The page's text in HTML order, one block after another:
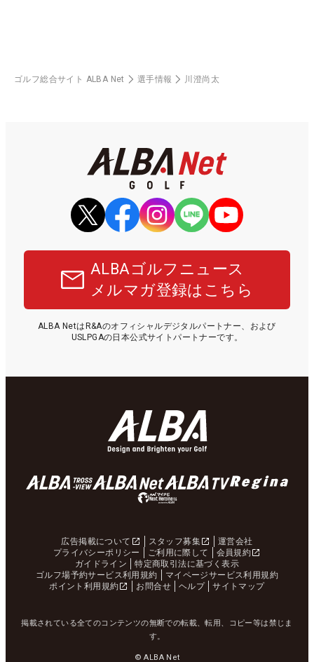
ゴルフ総合サイト ALBA Net 選手情報 川澄尚太
ALBAゴルフニュース
メルマガ登録はこちら
ALBA NetはR&Aのオフィシャルデジタルパートナー、および
USLPGAの日本公式サイトパートナーです。
広告掲載について スタッフ募集
運営会社
プライバシーポリシー
ご利用に際して
会員規約
ガイドライン
特定商取引法に基づく表示
ゴルフ場予約サービス利用規約
マイページサービス利用規約
ポイント利用規約
お問合せ ヘルプ サイトマップ
掲載されている全てのコンテンツの無断での転載、転用、コピー等は禁じま
す。
© ALBA Net